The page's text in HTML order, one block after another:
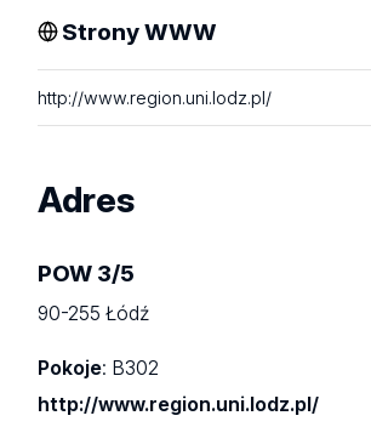
Strony WWW
http://www.region.uni.lodz.pl/
Adres
POW 3/5
90-255 Łódź
Pokoje: B302
http://www.region.uni.lodz.pl/